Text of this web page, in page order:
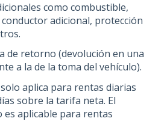
como combustible,
adicional, protección
de retorno (devolución en una
a la de la toma del vehículo).
aplica para rentas diarias
sobre la tarifa neta. El
es aplicable para rentas